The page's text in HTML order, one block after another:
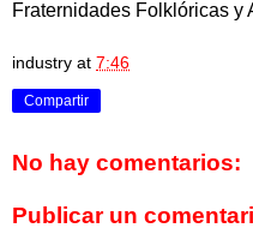
Fraternidades Folklóricas y
industry at 7:46
Compartir
No hay comentarios:
Publicar un